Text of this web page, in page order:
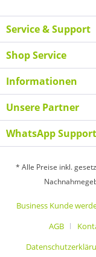
Service & Support
Shop Service
Informationen
Unsere Partner
WhatsApp Support
* Alle Preise inkl.
Business Kunde
AGB